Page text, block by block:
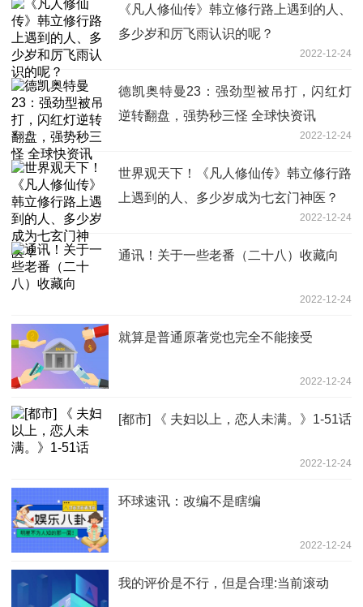
《凡人修仙传》韩立修行路上遇到的人、
多少岁和厉飞雨认识的呢？
2022-12-24
德凯奥特曼23：强劲型被吊打，闪红灯
逆转翻盘，强势秒三怪 全球快资讯
2022-12-24
世界观天下！《凡人修仙传》韩立修行路
上遇到的人、多少岁成为七玄门神医？
2022-12-24
通讯！关于一些老番（二十八）收藏向
2022-12-24
就算是普通原著党也完全不能接受
2022-12-24
[都市] 《 夫妇以上，恋人未满。》1-51话
2022-12-24
环球速讯：改编不是瞎编
2022-12-24
我的评价是不行，但是合理:当前滚动